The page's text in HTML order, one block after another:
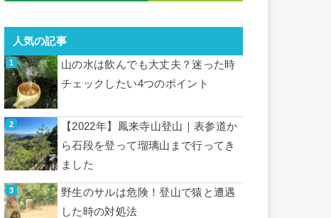
人気の記事
山の水は飲んでも大丈夫？迷った時
チェックしたい4つのポイント
【2022年】鳳来寺山登山｜表参道か
ら石段を登って瑠璃山まで行ってき
ました
野生のサルは危険！登山で猿と遭遇
した時の対処法